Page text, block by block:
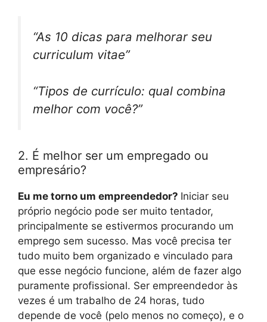
“As 10 dicas para melhorar seu
curriculum vitae”
“Tipos de currículo: qual combina
melhor com você?”
2. É melhor ser um empregado ou
empresário?
Eu me torno um empreendedor? Iniciar seu
próprio negócio pode ser muito tentador,
principalmente se estivermos procurando um
emprego sem sucesso. Mas você precisa ter
tudo muito bem organizado e vinculado para
que esse negócio funcione, além de fazer algo
puramente profissional. Ser empreendedor às
vezes é um trabalho de 24 horas, tudo
depende de você (pelo menos no começo), e o